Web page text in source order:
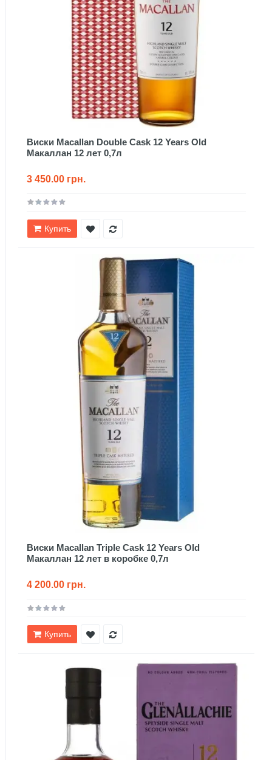
Виски Macallan Double Cask 12 Years Old
Макаллан 12 лет 0,7л
3 450.00 грн.
Купить
Виски Macallan Triple Cask 12 Years Old
Макаллан 12 лет в коробке 0,7л
4 200.00 грн.
Купить